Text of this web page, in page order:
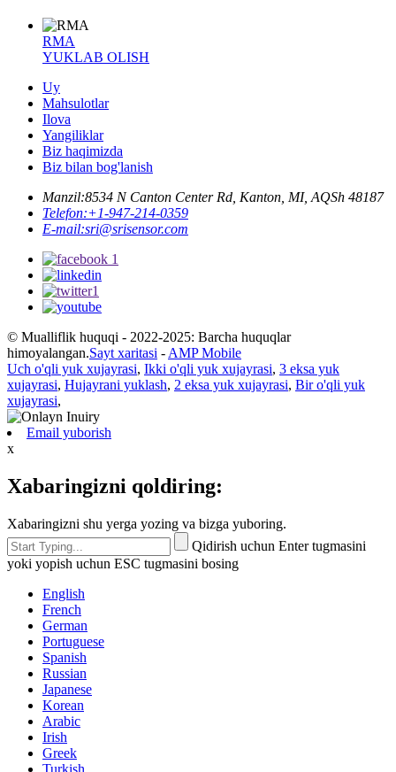
RMA
YUKLAB OLISH
Uy
Mahsulotlar
Ilova
Yangiliklar
Biz haqimizda
Biz bilan bog'lanish
Manzil:8534 N Canton Center Rd, Kanton, MI, AQSh 48187
Telefon:+1-947-214-0359
E-mail:sri@srisensor.com
© Mualliflik huquqi - 2022-2025: Barcha huquqlar
himoyalangan.Sayt xaritasi - AMP Mobile
Uch o'qli yuk xujayrasi, Ikki o'qli yuk xujayrasi, 3 eksa yuk
xujayrasi, Hujayrani yuklash, 2 eksa yuk xujayrasi, Bir o'qli yuk
xujayrasi,
Email yuborish
x
Xabaringizni qoldiring:
Xabaringizni shu yerga yozing va bizga yuboring.
Qidirish uchun Enter tugmasini
yoki yopish uchun ESC tugmasini bosing
English
French
German
Portuguese
Spanish
Russian
Japanese
Korean
Arabic
Irish
Greek
Turkish